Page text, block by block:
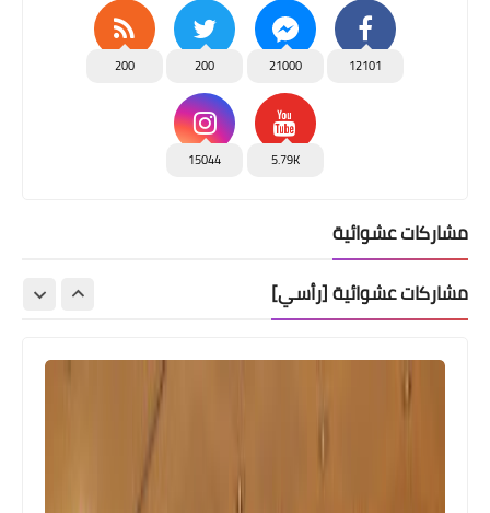
12101
21000
200
200
5.79K
15044
مشاركات عشوائية
مشاركات عشوائية [رأسي]